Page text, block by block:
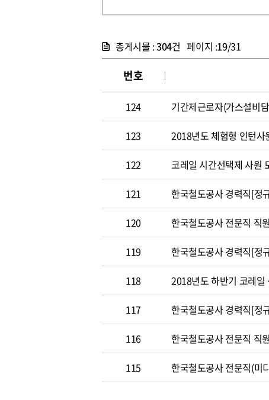
총게시물 :304건 페이지 :19/31
번호
124 기간제근로자(가스설비
123 2018년도 체험형 인턴
122 코레일 시간선택제 사원
121 한국철도공사 경력직[정
120 한국철도공사 전문직 직
119 한국철도공사 경력직[정
118 2018년도 하반기 코레
117 한국철도공사 경력직[정
116 한국철도공사 전문직 직
115 한국철도공사 전문직(미